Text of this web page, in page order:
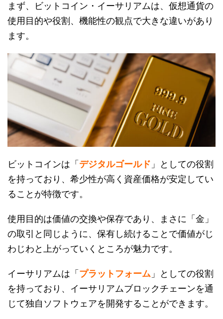
まず、ビットコイン・イーサリアムは、仮想通貨の
使用目的や役割、機能性の観点で大きな違いがあり
ます。
ビットコインは「デジタルゴールド 」としての役割
を持っており、希少性が高く資産価格が安定してい
ることが特徴です。
使用目的は価値の交換や保存であり、まさに「金」
の取引と同じように、保有し続けることで価値がじ
わじわと上がっていくところが魅力です。
イーサリアムは「プラットフォーム 」としての役割
を持っており、イーサリアムブロックチェーンを通
じて独自ソフトウェアを開発することができます。